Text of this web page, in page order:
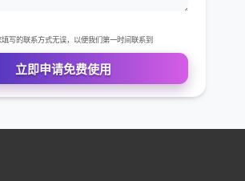
免费VIP权限体验